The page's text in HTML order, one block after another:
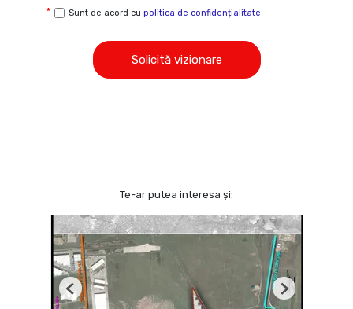
Sunt de acord cu politica de confidențialitate
Solicită vizionare
Te-ar putea interesa și:
Previous Next